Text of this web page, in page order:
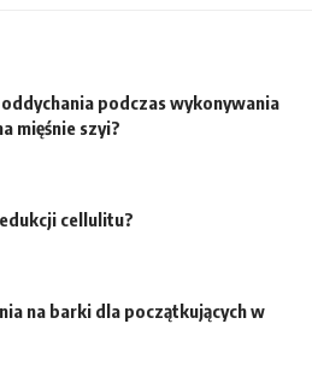
podczas wykonywania
mięśnie szyi?
cellulitu?
na barki dla początkujących w